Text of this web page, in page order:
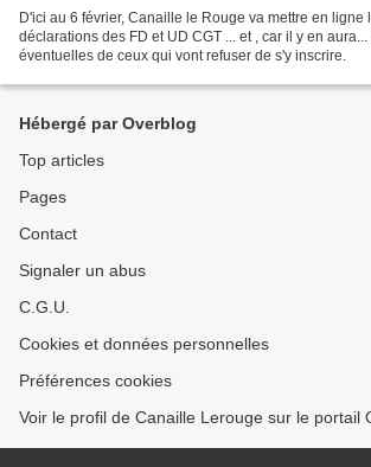
D'ici au 6 février, Canaille le Rouge va mettre en ligne
déclarations des FD et UD CGT ... et , car il y en
éventuelles de ceux qui vont refuser de s'y inscrire.
Hébergé par Overblog
Top articles
Pages
Contact
Signaler un abus
C.G.U.
Cookies et données personnelles
Préférences cookies
Voir le profil de Canaille Lerouge sur le portail